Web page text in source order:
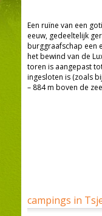
Een ruïne van een
eeuw, gedeeltelijk
burggraafschap een
het bewind van de
toren is aangepast
ingesloten is (zoals
– 884 m boven de
campings in